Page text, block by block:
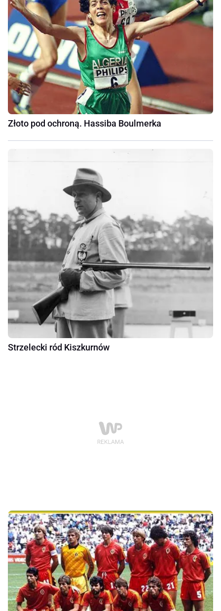
Złoto pod ochroną. Hassiba Boulmerka
Strzelecki ród Kiszkurnów